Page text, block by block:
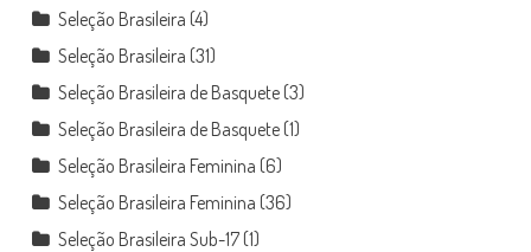
Seleção Brasileira (4)
Seleção Brasileira (31)
Seleção Brasileira de Basquete(3)
Seleção Brasileira de Basquete(1)
Seleção Brasileira Feminina (6)
Seleção Brasileira Feminina (36)
Seleção Brasileira Sub-17(1)